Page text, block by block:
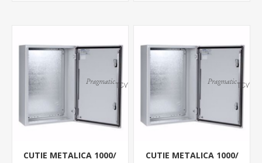
CUTIE METALICA 1000/
CUTIE METALICA 1000/